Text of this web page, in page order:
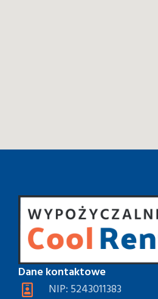
Dane kontaktowe
NIP: 5243011383